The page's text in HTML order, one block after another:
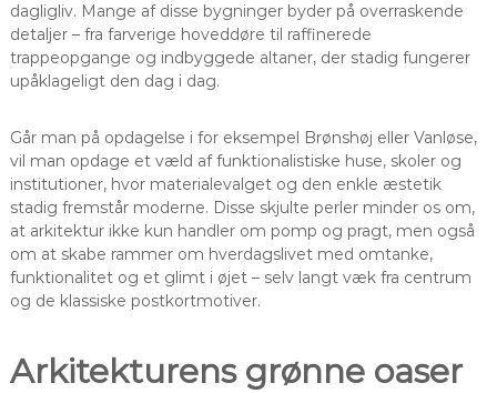
dagligliv. Mange af disse bygninger byder på overraskende
detaljer – fra farverige hoveddøre til raffinerede
trappeopgange og indbyggede altaner, der stadig fungerer
upåklageligt den dag i dag.
Går man på opdagelse i for eksempel Brønshøj eller Vanløse,
vil man opdage et væld af funktionalistiske huse, skoler og
institutioner, hvor materialevalget og den enkle æstetik
stadig fremstår moderne. Disse skjulte perler minder os om,
at arkitektur ikke kun handler om pomp og pragt, men også
om at skabe rammer om hverdagslivet med omtanke,
funktionalitet og et glimt i øjet – selv langt væk fra centrum
og de klassiske postkortmotiver.
Arkitekturens grønne oaser